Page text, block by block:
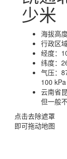
少米
海拔高度
行政区域
经度：
纬度：
气压：
100
云南省
但一般
点击去除遮罩
即可拖动地图